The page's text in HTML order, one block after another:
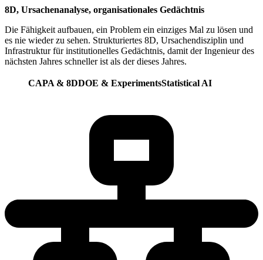
8D, Ursachenanalyse, organisationales Gedächtnis
Die Fähigkeit aufbauen, ein Problem ein einziges Mal zu lösen und
es nie wieder zu sehen. Strukturiertes 8D, Ursachendisziplin und
Infrastruktur für institutionelles Gedächtnis, damit der Ingenieur des
nächsten Jahres schneller ist als der dieses Jahres.
CAPA & 8DDOE & ExperimentsStatistical AI